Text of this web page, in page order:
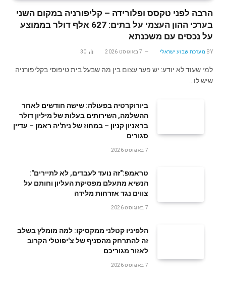
הרבה לפני טקסס ופלורידה – קליפורניה במקום השני
בערכי ההון העצמי על בתים: 627 אלף דולר בממוצע
על נכסים עם משכנתא
BY מערכת שבוע ישראלי 7 באוגוסט 2026 30
למי שעוד לא יודע: יש פער עצום בין מה שבעל בית טיפוסי בקליפורניה
שיש לו…
ביורוקרטיה בפעולה: שישה חודשים לאחר
ההשלמה, השירותים בעלות של מיליון דולר
בראניון קניון – במחוז של נית'יה ראמן – עדיין
סגורים
7 באוגוסט 2026
טראמפ:"זה נועד לעבדים, לא לתיירים":
הנשיא מתעלם מפסיקת העליון וחותם על
צווים נגד אזרחות מלידה
7 באוגוסט 2026
הלפיניו קטלני ממקסיקו: למה מומלץ בשלב
זה להתרחק מהסניף של צ'יפוטלי הקרוב
לאזור מגוריכם
7 באוגוסט 2026